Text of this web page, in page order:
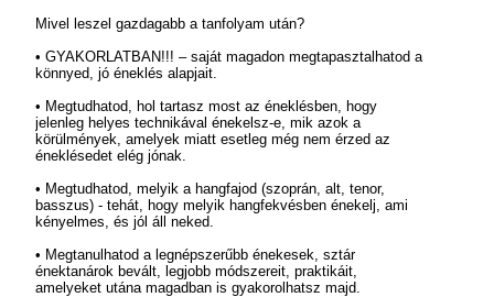
Mivel leszel gazdagabb a tanfolyam után?
• GYAKORLATBAN!!! – saját magadon megtapasztalhatod a
könnyed, jó éneklés alapjait.
• Megtudhatod, hol tartasz most az éneklésben, hogy
jelenleg helyes technikával énekelsz-e, mik azok a
körülmények, amelyek miatt esetleg még nem érzed az
éneklésedet elég jónak.
• Megtudhatod, melyik a hangfajod (szoprán, alt, tenor,
basszus) - tehát, hogy melyik hangfekvésben énekelj, ami
kényelmes, és jól áll neked.
• Megtanulhatod a legnépszerűbb énekesek, sztár
énektanárok bevált, legjobb módszereit, praktikáit,
amelyeket utána magadban is gyakorolhatsz majd.